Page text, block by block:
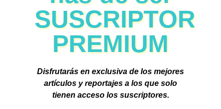
SUSCRIPTOR
PREMIUM
Disfrutarás en exclusiva de los mejores
artículos y reportajes a los que solo
tienen acceso los suscriptores.